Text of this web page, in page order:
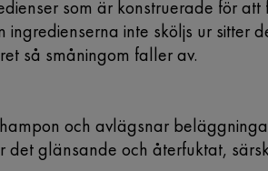
som är konstruerade för
inte sköljs ur sitter
så småningom faller av.
och avlägsnar
glänsande och återfuktat,